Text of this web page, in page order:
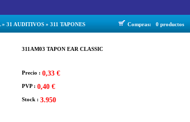
» 31 AUDITIVOS » 311 TAPONES Compras: 0 productos
311AM03 TAPON EAR CLASSIC
Precio : 0,33 €
PVP : 0,40 €
Stock : 3.950